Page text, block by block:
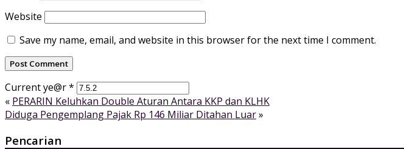
Website
Save my name, email, and website in this browser for the next time I comment.
Current ye@r*
« PERARIN Keluhkan Double Aturan Antara KKP dan KLHK
Diduga Pengemplang Pajak Rp 146 Miliar Ditahan Luar»
Pencarian